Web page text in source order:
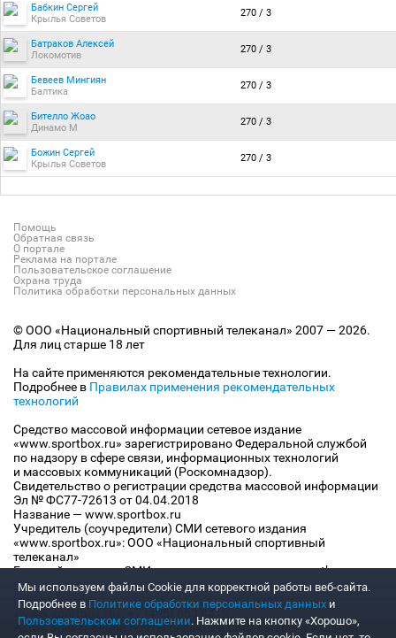
Бабкин Сергей
Крылья Советов
270 / 3
Батраков Алексей
Локомотив
270 / 3
Бевеев Мингиян
Балтика
270 / 3
Бителло Жоао
Динамо М
270 / 3
Божин Сергей
Крылья Советов
270 / 3
Помощь
Обратная связь
О портале
Реклама на портале
Пользовательское соглашение
Охрана труда
Политика обработки персональных данных
© ООО «Национальный спортивный телеканал» 2007 — 2026.
Для лиц старше 18 лет
На сайте применяются рекомендательные технологии.
Подробнее в Правилах применения рекомендательных
технологий
Средство массовой информации сетевое издание
«www.sportbox.ru» зарегистрировано Федеральной службой
по надзору в сфере связи, информационных технологий
и массовых коммуникаций (Роскомнадзор).
Свидетельство о регистрации средства массовой информации
Эл № ФС77-72613 от 04.04.2018
Название — www.sportbox.ru
Учредитель (соучредители) СМИ сетевого издания
«www.sportbox.ru»: ООО «Национальный спортивный
телеканал»
Главный редактор СМИ сетевого издания «www.sportbox.ru»:
Конов В.А.
Номер телефона редакции СМИ сетевого издания
«www.sportbox.ru»: +7 (495) 653 8419
Адрес электронной почты редакции СМИ сетевого издания
Мы используем файлы Сookie для корректной работы веб-сайта.
Подробнее в Политике обработки персональных данных и
Пользовательском соглашении. Нажмите на кнопку «Хорошо»,